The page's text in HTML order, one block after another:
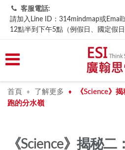
客服電話:
請加入Line ID：314mindmap或
12點半到下午5點（例假日、國定假日
首頁 ♦ 了解更多 ♦
《Science》
跑的分水嶺
《Science》揭秘